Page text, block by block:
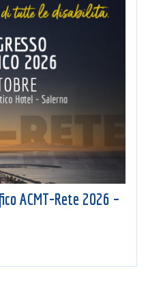
ACMT-Rete 2026 –